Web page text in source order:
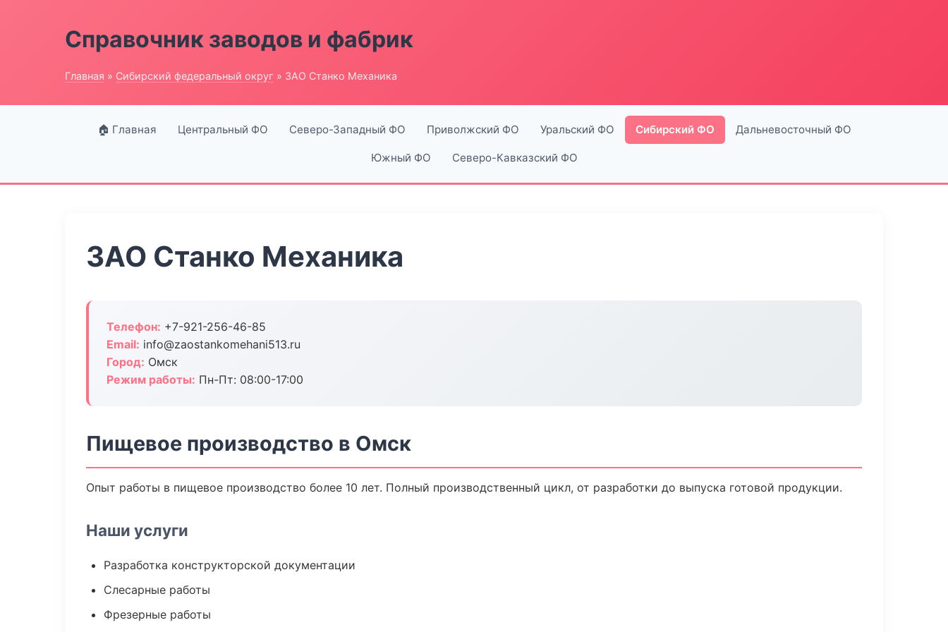
Справочник заводов и фабрик
Главная » Сибирский федеральный округ » ЗАО Станко Механика
🏠 Главная Центральный ФО Северо-Западный ФО Приволжский ФО Уральский ФО Сибирский ФО Дальневосточный ФО
Южный ФО Северо-Кавказский ФО
ЗАО Станко Механика
Телефон: +7-921-256-46-85
Email: info@zaostankomehani513.ru
Город: Омск
Режим работы: Пн-Пт: 08:00-17:00
Пищевое производство в Омск
Опыт работы в пищевое производство более 10 лет. Полный производственный цикл, от разработки до выпуска готовой продукции.
Наши услуги
Разработка конструкторской документации
Слесарные работы
Фрезерные работы